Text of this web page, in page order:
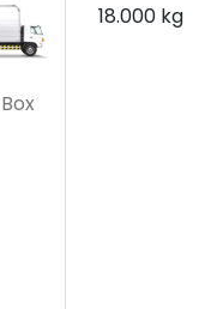
18.000 kg